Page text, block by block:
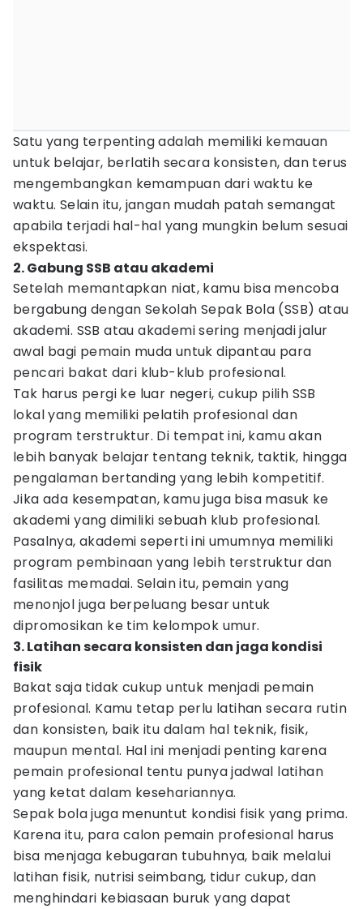
Satu yang terpenting adalah memiliki kemauan
untuk belajar, berlatih secara konsisten, dan terus
mengembangkan kemampuan dari waktu ke
waktu. Selain itu, jangan mudah patah semangat
apabila terjadi hal-hal yang mungkin belum sesuai
ekspektasi.
2. Gabung SSB atau akademi
Setelah memantapkan niat, kamu bisa mencoba
bergabung dengan Sekolah Sepak Bola (SSB) atau
akademi. SSB atau akademi sering menjadi jalur
awal bagi pemain muda untuk dipantau para
pencari bakat dari klub-klub profesional.
Tak harus pergi ke luar negeri, cukup pilih SSB
lokal yang memiliki pelatih profesional dan
program terstruktur. Di tempat ini, kamu akan
lebih banyak belajar tentang teknik, taktik, hingga
pengalaman bertanding yang lebih kompetitif.
Jika ada kesempatan, kamu juga bisa masuk ke
akademi yang dimiliki sebuah klub profesional.
Pasalnya, akademi seperti ini umumnya memiliki
program pembinaan yang lebih terstruktur dan
fasilitas memadai. Selain itu, pemain yang
menonjol juga berpeluang besar untuk
dipromosikan ke tim kelompok umur.
3. Latihan secara konsisten dan jaga kondisi
fisik
Bakat saja tidak cukup untuk menjadi pemain
profesional. Kamu tetap perlu latihan secara rutin
dan konsisten, baik itu dalam hal teknik, fisik,
maupun mental. Hal ini menjadi penting karena
pemain profesional tentu punya jadwal latihan
yang ketat dalam kesehariannya.
Sepak bola juga menuntut kondisi fisik yang prima.
Karena itu, para calon pemain profesional harus
bisa menjaga kebugaran tubuhnya, baik melalui
latihan fisik, nutrisi seimbang, tidur cukup, dan
menghindari kebiasaan buruk yang dapat